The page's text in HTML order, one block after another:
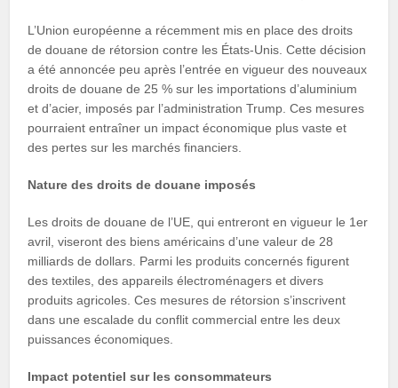
L’Union européenne a récemment mis en place des droits
de douane de rétorsion contre les États-Unis. Cette décision
a été annoncée peu après l’entrée en vigueur des nouveaux
droits de douane de 25 % sur les importations d’aluminium
et d’acier, imposés par l’administration Trump. Ces mesures
pourraient entraîner un impact économique plus vaste et
des pertes sur les marchés financiers.
Nature des droits de douane imposés
Les droits de douane de l’UE, qui entreront en vigueur le 1er
avril, viseront des biens américains d’une valeur de 28
milliards de dollars. Parmi les produits concernés figurent
des textiles, des appareils électroménagers et divers
produits agricoles. Ces mesures de rétorsion s’inscrivent
dans une escalade du conflit commercial entre les deux
puissances économiques.
Impact potentiel sur les consommateurs